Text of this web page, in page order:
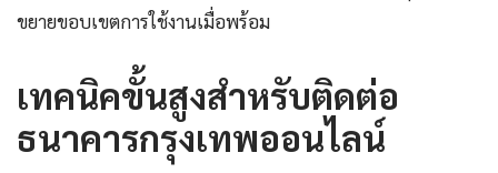
ขยายขอบเขตการใช้งานเมื่อพร้อม
เทคนิคขั้นสูงสำหรับติดต่อ
ธนาคารกรุงเทพออนไลน์